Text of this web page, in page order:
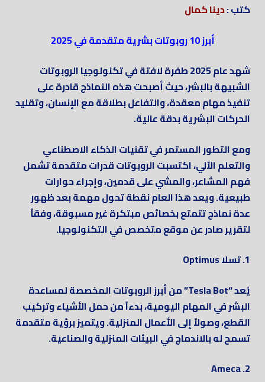
كتب :دينا كمال
أبرز 10 روبوتات بشرية متقدمة في 2025
شهد عام 2025 طفرة لافتة في تكنولوجيا الروبوتات
الشبيهة بالبشر، حيث أصبحت هذه النماذج قادرة على
تنفيذ مهام معقدة، والتفاعل بطلاقة مع الإنسان، وتقليد
الحركات البشرية بدقة عالية.
ومع التطور المستمر في تقنيات الذكاء الاصطناعي
والتعلم الآلي، اكتسبت الروبوتات قدرات متقدمة تشمل
فهم المشاعر، والمشي على قدمين، وإجراء حوارات
طبيعية. ويعد هذا العام نقطة تحول مهمة بعد ظهور
عدة نماذج تتمتع بخصائص مبتكرة غير مسبوقة، وفقاً
لتقرير صادر عن موقع متخصص في التكنولوجيا.
1. تسلا Optimus
يُعد “Tesla Bot” من أبرز الروبوتات المخصصة لمساعدة
البشر في المهام اليومية، بدءاً من حمل الأشياء وتركيب
القطع، وصولاً إلى الأعمال المنزلية. ويتميز برؤية متقدمة
تسمح له بالاندماج في البيئات المنزلية والصناعية.
2. Ameca